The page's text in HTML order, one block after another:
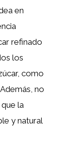
en
refinado
los
como
no
la
y natural